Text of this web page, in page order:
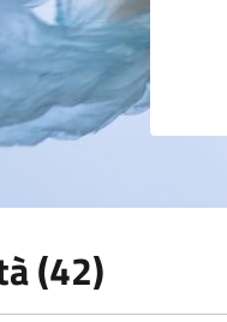
(42)